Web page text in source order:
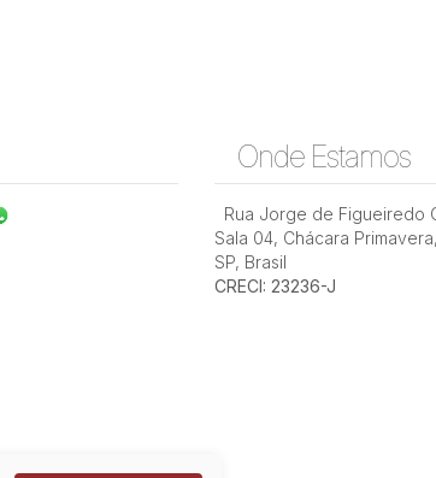
Onde Estamos
Rua Jorge de Figueiredo
Sala 04, Chácara Primavera,
SP, Brasil
CRECI: 23236-J